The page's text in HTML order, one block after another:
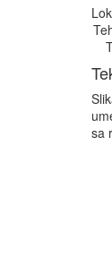
sa